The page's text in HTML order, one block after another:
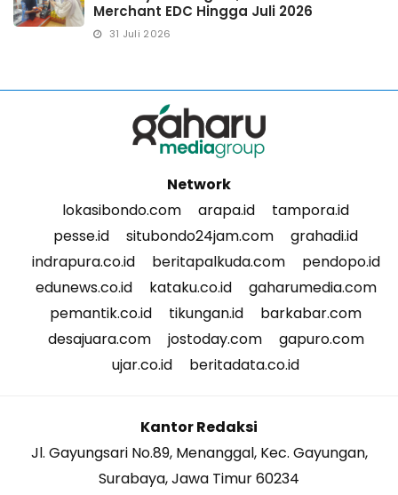
Merchant EDC Hingga Juli 2026
31 Juli 2026
Network
lokasibondo.com
arapa.id
tampora.id
pesse.id
situbondo24jam.com
grahadi.id
indrapura.co.id
beritapalkuda.com
pendopo.id
edunews.co.id
kataku.co.id
gaharumedia.com
pemantik.co.id
tikungan.id
barkabar.com
desajuara.com
jostoday.com
gapuro.com
ujar.co.id
beritadata.co.id
Kantor Redaksi
Jl. Gayungsari No.89, Menanggal, Kec. Gayungan,
Surabaya, Jawa Timur 60234